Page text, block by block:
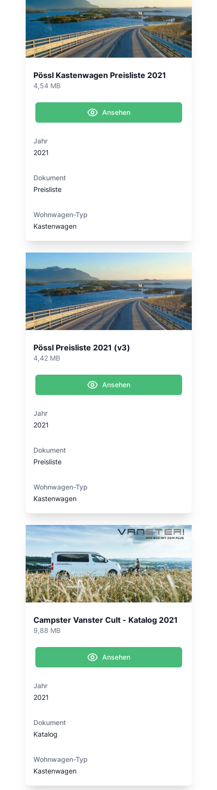
Pössl Kastenwagen Preisliste 2021
4,54 MB
Ansehen
Jahr
2021
Dokument
Preisliste
Wohnwagen-Typ
Kastenwagen
Pössl Preisliste 2021 (v3)
4,42 MB
Ansehen
Jahr
2021
Dokument
Preisliste
Wohnwagen-Typ
Kastenwagen
Campster Vanster Cult - Katalog 2021
9,88 MB
Ansehen
Jahr
2021
Dokument
Katalog
Wohnwagen-Typ
Kastenwagen